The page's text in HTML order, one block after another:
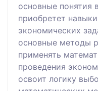
основные понятия
приобретет
экономических
основные методы
применять
проведения
освоит логику